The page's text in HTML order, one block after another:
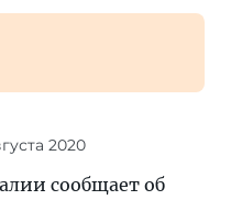
2020
сообщает об